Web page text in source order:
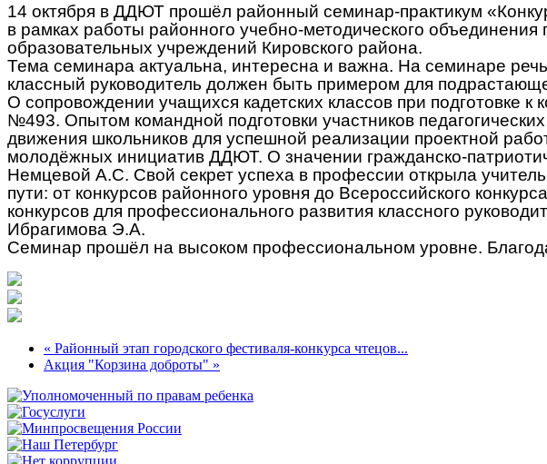
14 октября в ДДЮТ прошёл районный семинар-практикум
в рамках работы районного учебно-методического
образовательных учреждений Кировского района.
Тема семинара актуальна, интересна и важна. На семинаре
классный руководитель должен быть примером для
О сопровождении учащихся кадетских классов при подготовке
№493. Опытом командной подготовки участников
движения школьников для успешной реализации проектной
молодёжных инициатив ДДЮТ. О значении гражданско-
Немцевой А.С. Свой секрет успеха в профессии открыла
пути: от конкурсов районного уровня до Всероссийского
конкурсов для профессионального развития классного
Ибрагимова Э.А.
Семинар прошёл на высоком профессиональном уровне.
« Районный этап городского фестиваля-конкурса чтецов...
Акция "Корзина доброты" »